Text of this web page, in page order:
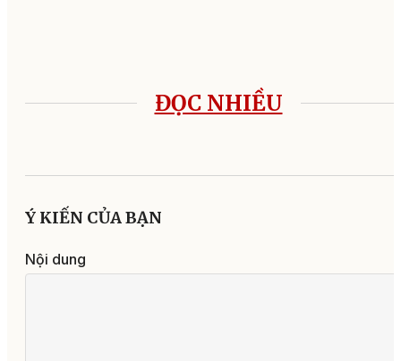
ĐỌC NHIỀU
Ý KIẾN CỦA BẠN
Nội dung